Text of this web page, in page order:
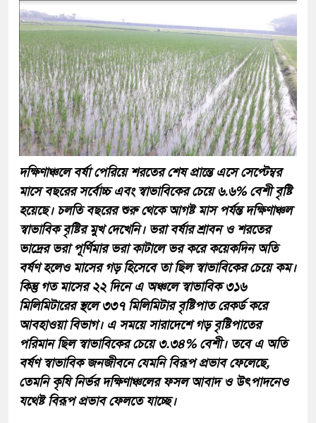
দক্ষিণাঞ্চলে বর্ষা পেরিয়ে শরতের শেষ প্রান্তে এসে সেপ্টেম্বর
মাসে বছরের সর্বোচ্চ এবং স্বাভাবিকের চেয়ে ৬.৬% বেশী বৃষ্টি
হয়েছে। চলতি বছরের শুরু থেকে আগষ্ট মাস পর্যন্ত দক্ষিণাঞ্চল
স্বাভাবিক বৃষ্টির মুখ দেখেনি। ভরা বর্ষার শ্রাবন ও শরতের
ভাদ্রের ভরা পূর্ণিমার ভরা কাটালে ভর করে কয়েকদিন অতি
বর্ষণ হলেও মাসের গড় হিসেবে তা ছিল স্বাভাবিকের চেয়ে কম।
কিন্তু গত মাসের ২২ দিনে এ অঞ্চলে স্বাভাবিক ৩১৬
মিলিমিটারের স্থলে ৩৩৭ মিলিমিটার বৃষ্টিপাত রেকর্ড করে
আবহাওয়া বিভাগ। এ সময়ে সারাদেশে গড় বৃষ্টিপাতের
পরিমান ছিল স্বাভাবিকের চেয়ে ৩.৩৪% বেশী। তবে এ অতি
বর্ষণ স্বাভাবিক জনজীবনে যেমনি বিরূপ প্রভাব ফেলেছে,
তেমনি কৃষি নির্ভর দক্ষিণাঞ্চলের ফসল আবাদ ও উৎপাদনেও
যথেষ্ট বিরূপ প্রভাব ফেলতে যাচ্ছে।